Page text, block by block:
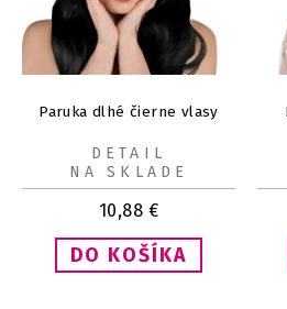
Paruka dlhé čierne vlasy
10,88 €
DETAIL
NA SKLADE